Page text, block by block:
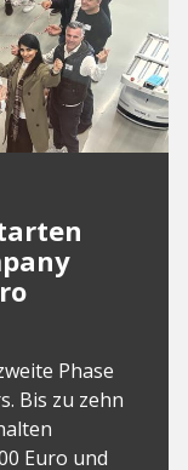
Phase
Bis zu zehn
Euro und